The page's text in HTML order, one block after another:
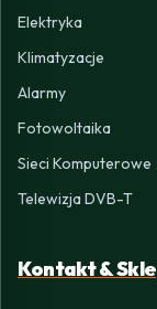
Elektryka
Klimatyzacje
Alarmy
Fotowoltaika
Sieci Komputerowe
Telewizja DVB-T
Kontakt &